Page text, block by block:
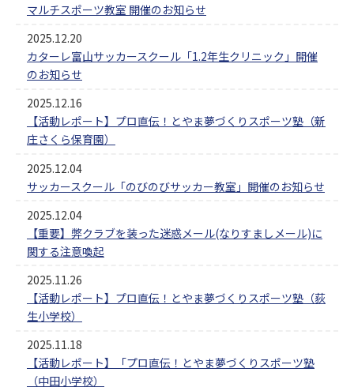
マルチスポーツ教室 開催のお知らせ
2025.12.20
カターレ富山サッカースクール「1.2年生クリニック」開催
のお知らせ
2025.12.16
【活動レポート】プロ直伝！とやま夢づくりスポーツ塾（新
庄さくら保育園）
2025.12.04
サッカースクール「のびのびサッカー教室」開催のお知らせ
2025.12.04
【重要】弊クラブを装った迷惑メール(なりすましメール)に
関する注意喚起
2025.11.26
【活動レポート】プロ直伝！とやま夢づくりスポーツ塾（荻
生小学校）
2025.11.18
【活動レポート】「プロ直伝！とやま夢づくりスポーツ塾
（中田小学校）